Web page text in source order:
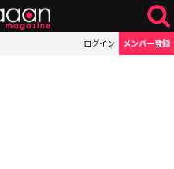
ログイン メンバー登録